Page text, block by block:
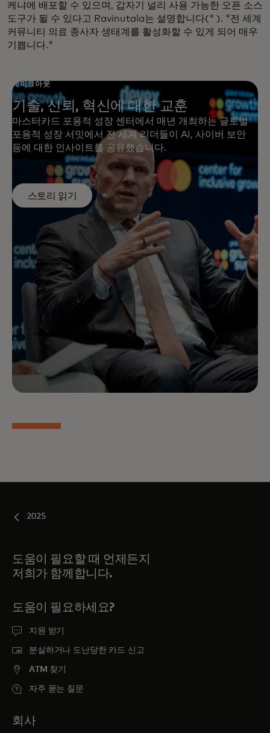
케냐에 배포할 수 있으며, 갑자기 널리 사용 가능한 오픈 소스
도구가 될 수 있다고 Ravinutala는 설명합니다(" ). "전 세계
커뮤니티 의료 종사자 생태계를 활성화할 수 있게 되어 매우
기쁩니다."
테이크아웃
기술, 신뢰, 혁신에 대한 교훈
마스터카드 포용적 성장 센터에서 매년 개최하는 글로벌
포용적 성장 서밋에서 전 세계 리더들이 AI, 사이버 보안
등에 대한 인사이트를 공유했습니다.
스토리 읽기
2025
도움이 필요할 때 언제든지
저희가 함께합니다.
도움이 필요하세요?
지원 받기
분실하거나 도난당한 카드 신고
ATM 찾기
자주 묻는 질문
회사